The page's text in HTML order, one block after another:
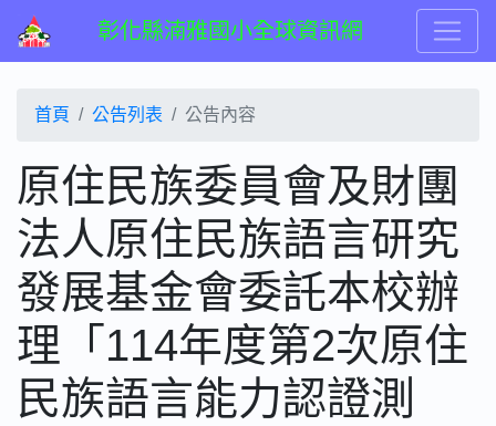
彰化縣湳雅國小全球資訊網
首頁 公告列表 公告內容
原住民族委員會及財團
法人原住民族語言研究
發展基金會委託本校辦
理「114年度第2次原住
民族語言能力認證測